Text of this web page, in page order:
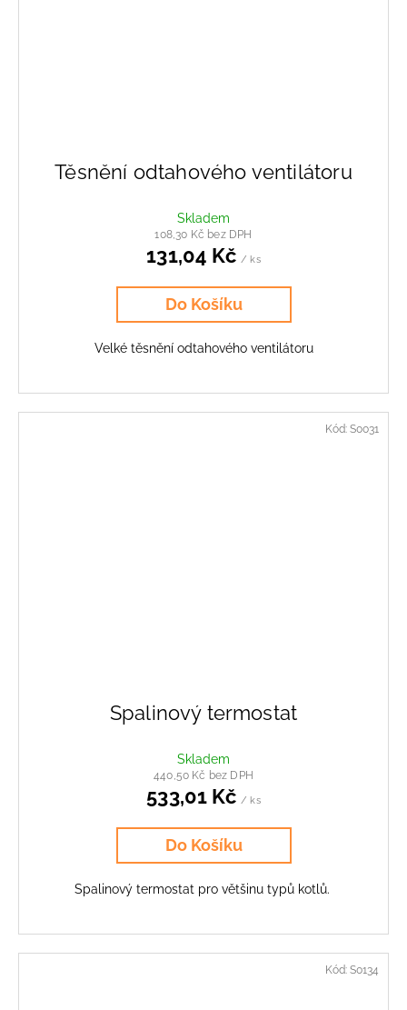
Těsnění odtahového ventilátoru
Skladem
108,30 Kč bez DPH
131,04 Kč / ks
Do Košíku
Velké těsnění odtahového ventilátoru
Spalinový termostat
Skladem
440,50 Kč bez DPH
533,01 Kč / ks
Do Košíku
Spalinový termostat pro většinu typů kotlů.
Kód: S0031
Kód: S0134